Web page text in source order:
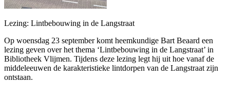
Lezing: Lintbebouwing in de Langstraat
Op woensdag 23 september komt heemkundige Bart Beaard een
lezing geven over het thema ‘Lintbebouwing in de Langstraat’ in
Bibliotheek Vlijmen. Tijdens deze lezing legt hij uit hoe vanaf de
middeleeuwen de karakteristieke lintdorpen van de Langstraat zijn
ontstaan.